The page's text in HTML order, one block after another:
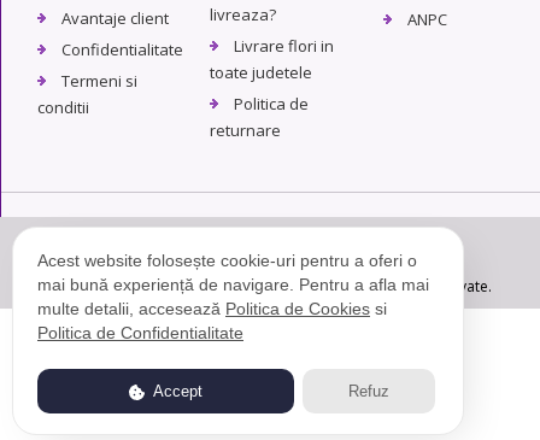
Avantaje client
Confidentialitate
Termeni si
conditii
livreaza?
Livrare flori in
toate judetele
Politica de
returnare
ANPC
© Copyright 2004 - 2026. Florarie.ro - Toate drepturile rezervate.
Acest website folosește cookie-uri pentru a oferi o
mai bună experiență de navigare. Pentru a afla mai
multe detalii, accesează Politica de Cookies si
Politica de Confidentialitate
Accept Refuz